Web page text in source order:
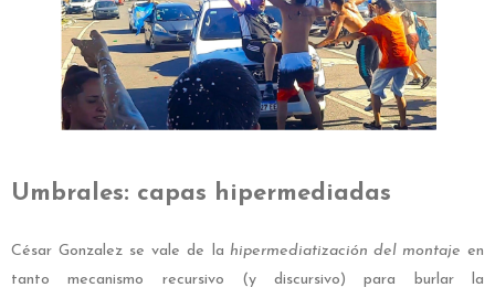
Umbrales: capas hipermediadas
César Gonzalez se vale de la hipermediatización del montaje en
tanto mecanismo recursivo (y discursivo) para burlar la